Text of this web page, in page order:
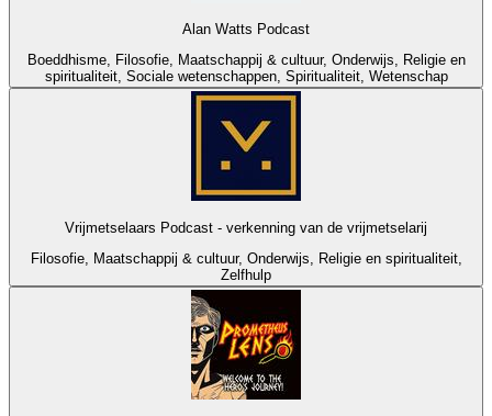
Alan Watts Podcast
Boeddhisme, Filosofie, Maatschappij & cultuur, Onderwijs, Religie en
spiritualiteit, Sociale wetenschappen, Spiritualiteit, Wetenschap
Vrijmetselaars Podcast - verkenning van de vrijmetselarij
Filosofie, Maatschappij & cultuur, Onderwijs, Religie en spiritualiteit,
Zelfhulp